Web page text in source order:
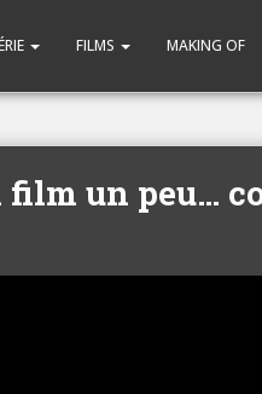
FILMS MAKING OF
un peu…